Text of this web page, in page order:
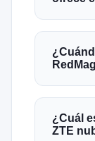
¿Cuál
ZTE